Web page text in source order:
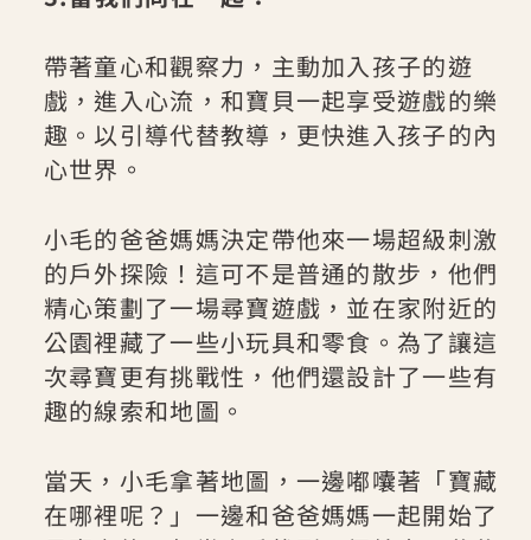
帶著童心和觀察力，主動加入孩子的遊
戲，進入心流，和寶貝一起享受遊戲的樂
趣。以引導代替教導，更快進入孩子的內
心世界。
小毛的爸爸媽媽決定帶他來一場超級刺激
的戶外探險！這可不是普通的散步，他們
精心策劃了一場尋寶遊戲，並在家附近的
公園裡藏了一些小玩具和零食。為了讓這
次尋寶更有挑戰性，他們還設計了一些有
趣的線索和地圖。
當天，小毛拿著地圖，一邊嘟囔著「寶藏
在哪裡呢？」一邊和爸爸媽媽一起開始了